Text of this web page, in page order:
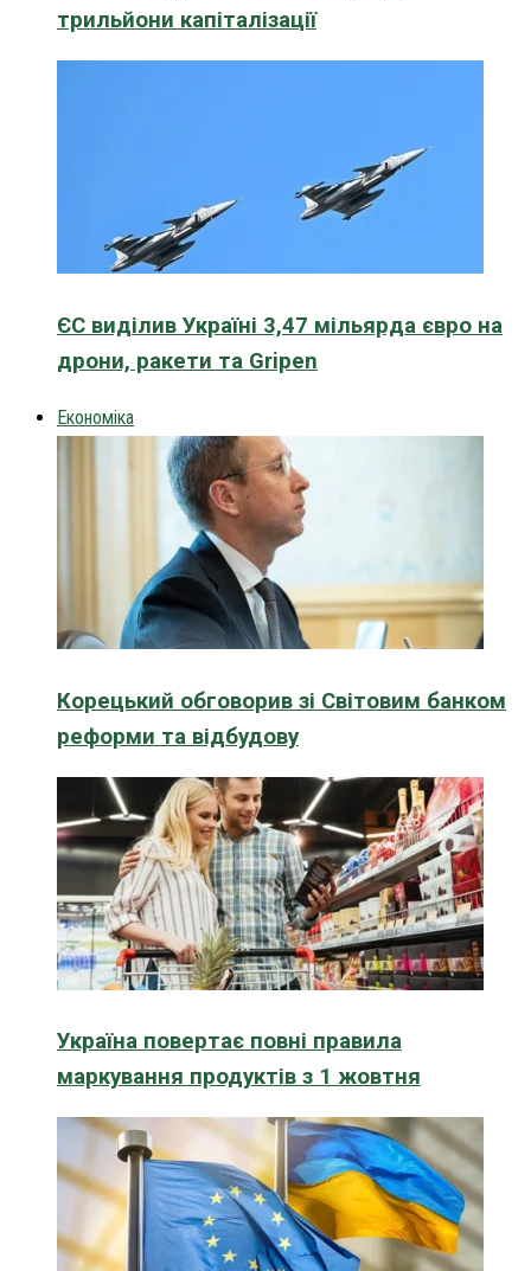
трильйони капіталізації
ЄС виділив Україні 3,47 мільярда євро на
дрони, ракети та Gripen
Економіка
Корецький обговорив зі Світовим банком
реформи та відбудову
Україна повертає повні правила
маркування продуктів з 1 жовтня